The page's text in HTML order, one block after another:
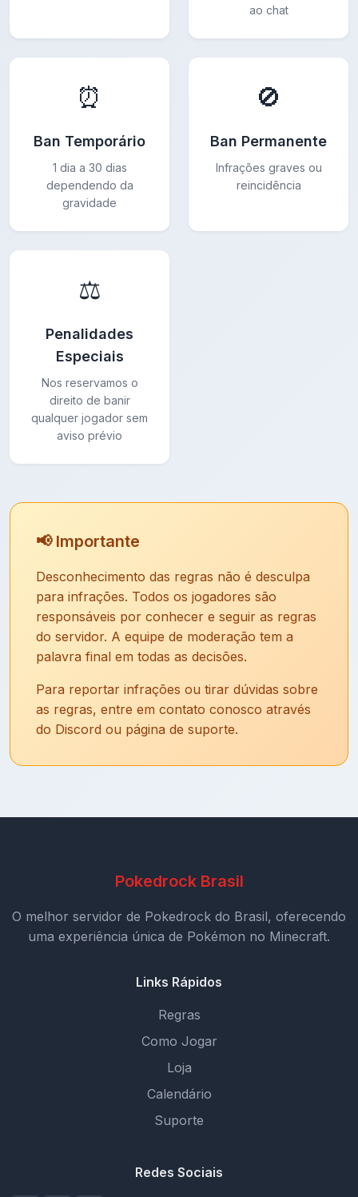
ao chat
⏰
Ban Temporário
1 dia a 30 dias
dependendo da
gravidade
🚫
Ban Permanente
Infrações graves ou
reincidência
⚖️
Penalidades
Especiais
Nos reservamos o
direito de banir
qualquer jogador sem
aviso prévio
📢 Importante
Desconhecimento das regras não é desculpa
para infrações. Todos os jogadores são
responsáveis por conhecer e seguir as regras
do servidor. A equipe de moderação tem a
palavra final em todas as decisões.
Para reportar infrações ou tirar dúvidas sobre
as regras, entre em contato conosco através
do Discord ou página de suporte.
Pokedrock Brasil
O melhor servidor de Pokedrock do Brasil, oferecendo
uma experiência única de Pokémon no Minecraft.
Links Rápidos
Regras
Como Jogar
Loja
Calendário
Suporte
Redes Sociais